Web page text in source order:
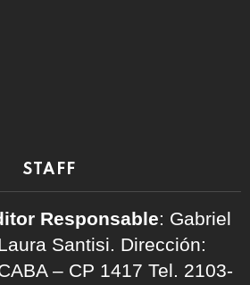
STAFF
Responsable: Gabriel
Santisi. Dirección:
– CP 1417 Tel. 2103-